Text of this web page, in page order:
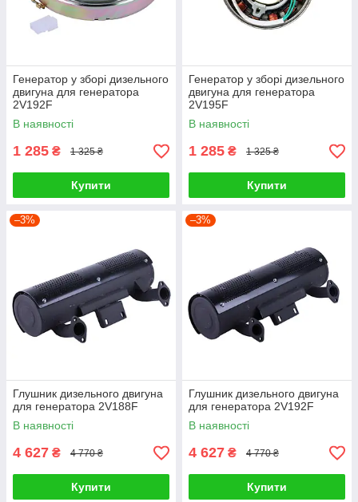
Генератор у зборі дизельного
двигуна для генератора
2V192F
В наявності
1 285 ₴ 1 325 ₴
Купити
Генератор у зборі дизельного
двигуна для генератора
2V195F
В наявності
1 285 ₴ 1 325 ₴
Купити
–3%
Глушник дизельного двигуна
для генератора 2V188F
В наявності
4 627 ₴ 4 770 ₴
Купити
–3%
Глушник дизельного двигуна
для генератора 2V192F
В наявності
4 627 ₴ 4 770 ₴
Купити